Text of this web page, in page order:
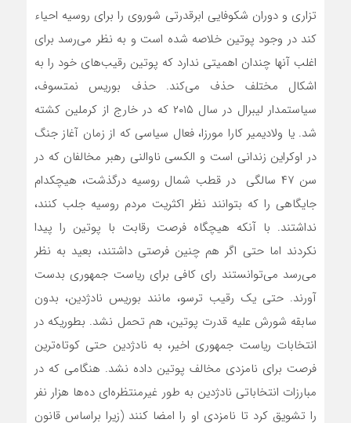
تزاری و دوران شکوفایی ابرقدرتی شوروی را برای روسیه‌ احیاء
کند در وجود پوتین خلاصه شده است و به نظر می‌رسد برای
اغلب آنها چندان اهمیتی ندارد که پوتین رقیب‌های خود را‌ به
اشکال مختلف حذف می‌کند. حذف‌ بوریس نمتسوف،
سیاستمدار لیبرال در سال ۲۰۱۵ که در خارج از کرملین کشته
شد. یا‌ ولادیمیر کارا مورزا، فعال سیاسی‌ که از زمان آغاز جنگ
در اوکراین زندانی است و‌ الکسی ناوالنی رهبر مخالفان که در
سن ۴۷ سالگی در قطب شمال روسیه درگذشت، هیچکدام
جایگاهی را که بتوانند نظر اکثریت مردم روسیه جلب کنند،
نداشتند‌. با آنکه هیچگاه فرصت رقابت با پوتین را پیدا
نکردند اما حتی اگر هم چنین فرصتی داشتند، بعید به نظر
می‌رسد می‌توانستند رای کافی برای ریاست جمهوری بدست
آورند. حتی یک رقیب ترسو، مانند بوریس نادژدین، بدون
سابقه شورش علیه قدرت‌ پوتین، هم تحمل نشد.‌ بطوریکه در
انتخابات ریاست جمهوری اخیر، به نادژدین حتی کوتاه‌ترین
فرصت‌ برای نامزدی مخالف پوتین داده نشد. هنگامی که در
مبارزات انتخاباتی نادژدین به طور غیرمنتظره‌ای ده‌ها هزار نفر
را تشویق کرد تا نامزدی او را امضا کنند (زیرا براساس قانون